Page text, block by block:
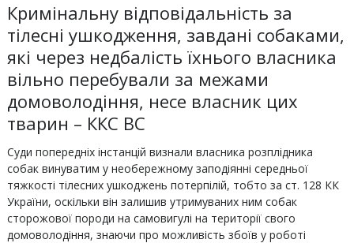
Кримінальну відповідальність за
тілесні ушкодження, завдані собаками,
які через недбалість їхнього власника
вільно перебували за межами
домоволодіння, несе власник цих
тварин – ККС ВС
Суди попередніх інстанцій визнали власника розплідника
собак винуватим у необережному заподіянні середньої
тяжкості тілесних ушкоджень потерпілій, тобто за ст. 128 КК
України, оскільки він залишив утримуваних ним собак
сторожової породи на самовигулі на території свого
домоволодіння, знаючи про можливість збоїв у роботі